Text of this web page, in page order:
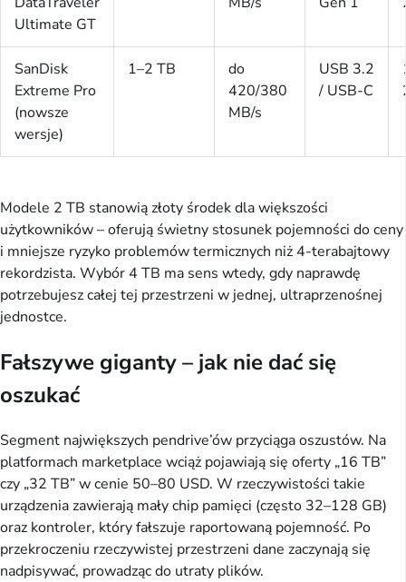
Ultimate GT
SanDisk
Extreme Pro
(nowsze
wersje)
1–2 TB
do
420/380
MB/s
USB 3.2
/ USB-C
Modele 2 TB stanowią złoty środek dla większości
użytkowników – oferują świetny stosunek pojemności do ceny
i mniejsze ryzyko problemów termicznych niż 4-terabajtowy
rekordzista. Wybór 4 TB ma sens wtedy, gdy naprawdę
potrzebujesz całej tej przestrzeni w jednej, ultraprzenośnej
jednostce.
Fałszywe giganty – jak nie dać się
oszukać
Segment największych pendrive’ów przyciąga oszustów. Na
platformach marketplace wciąż pojawiają się oferty „16 TB”
czy „32 TB” w cenie 50–80 USD. W rzeczywistości takie
urządzenia zawierają mały chip pamięci (często 32–128 GB)
oraz kontroler, który fałszuje raportowaną pojemność. Po
przekroczeniu rzeczywistej przestrzeni dane zaczynają się
nadpisywać, prowadząc do utraty plików.